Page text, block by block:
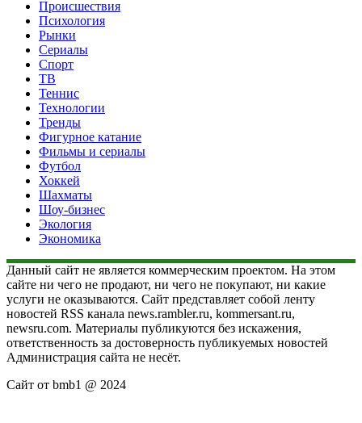
Происшествия
Психология
Рынки
Сериалы
Спорт
ТВ
Теннис
Технологии
Тренды
Фигурное катание
Фильмы и сериалы
Футбол
Хоккей
Шахматы
Шоу-бизнес
Экология
Экономика
Данный сайт не является коммерческим проектом. На этом
сайте ни чего не продают, ни чего не покупают, ни какие
услуги не оказываются. Сайт представляет собой ленту
новостей RSS канала news.rambler.ru, kommersant.ru,
newsru.com. Материалы публикуются без искажения,
ответственность за достоверность публикуемых новостей
Администрация сайта не несёт.
Сайт от bmb1 @ 2024